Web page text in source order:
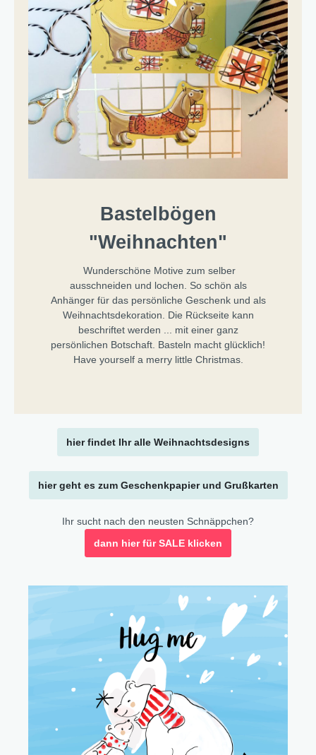
Bastelbögen
"Weihnachten"
Wunderschöne Motive zum selber
ausschneiden und lochen. So schön als
Anhänger für das persönliche Geschenk und als
Weihnachtsdekoration. Die Rückseite kann
beschriftet werden ... mit einer ganz
persönlichen Botschaft. Basteln macht glücklich!
Have yourself a merry little Christmas.
hier findet Ihr alle Weihnachtsdesigns
hier geht es zum Geschenkpapier und Grußkarten
Ihr sucht nach den neusten Schnäppchen?
dann hier für SALE klicken